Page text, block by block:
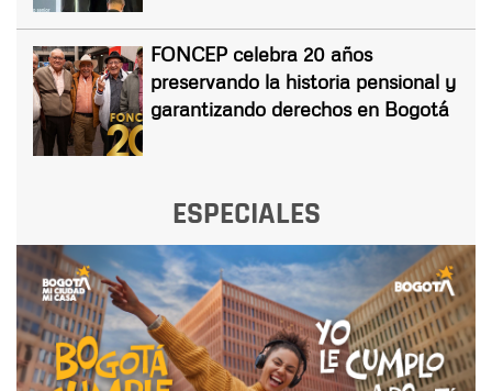
FONCEP celebra 20 años
preservando la historia pensional y
garantizando derechos en Bogotá
ESPECIALES